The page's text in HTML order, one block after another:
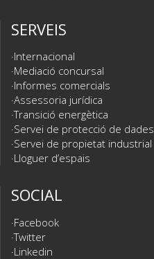
SERVEIS
Internacional
Mediació concursal
Informes comercials
Assessoria jurídica
Transició energètica
Servei de protecció de dades
Servei de propietat industrial
Lloguer d’espais
SOCIAL
Facebook
Twitter
Linkedin